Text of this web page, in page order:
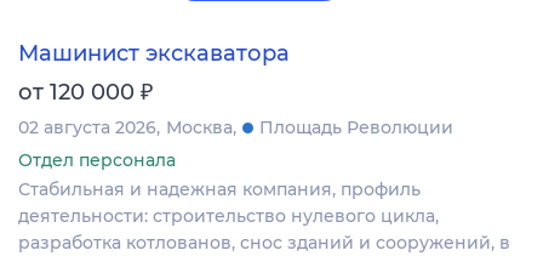
Машинист экскаватора
от 120 000 ₽
02 августа 2026 Москва
Площадь Революции
Отдел персонала
Стабильная и надежная компания, профиль
деятельности: строительство нулевого цикла,
разработка котлованов, снос зданий и сооружений, в